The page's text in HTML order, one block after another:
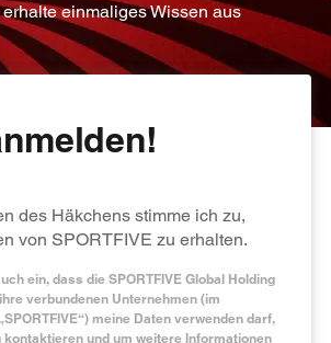
einmaliges Wissen aus
des Häkchens stimme ich zu,
von SPORTFIVE zu erhalten.
ein, dass die SPORTFIVE Global Holding
verbundenen Unternehmen (im
meine Daten verwenden darf,
kontaktieren und um weitere Informationen